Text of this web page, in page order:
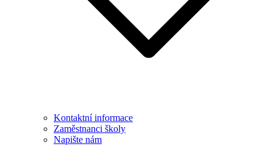
Kontaktní informace
Zaměstnanci školy
Napište nám